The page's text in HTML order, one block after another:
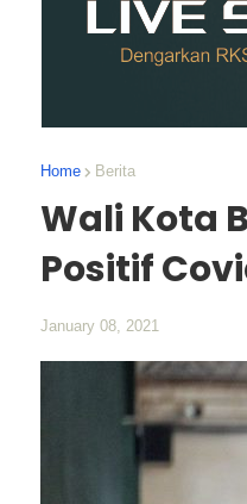
Home Berita
Wali Kota
Positif
January 08, 2021